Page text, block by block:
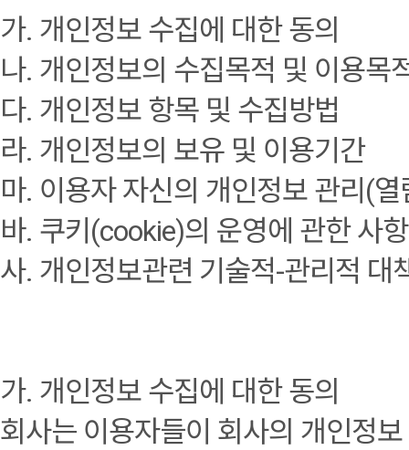
가. 개인정보 수집에 대한 동의
나. 개인정보의 수집목적 및 이용목
다. 개인정보 항목 및 수집방법
라. 개인정보의 보유 및 이용기간
마. 이용자 자신의 개인정보 관리(
바. 쿠키(cookie)의 운영에 관한 사항
사. 개인정보관련 기술적-관리적 대
가. 개인정보 수집에 대한 동의
회사는 이용자들이 회사의 개인정